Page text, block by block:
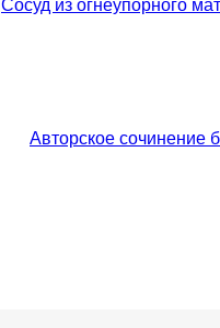
Сосуд из огнеупорного
Авторское сочинение